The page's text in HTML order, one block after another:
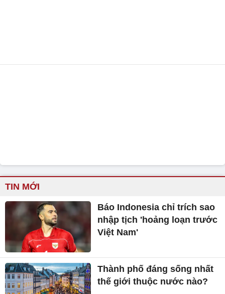
TIN MỚI
Báo Indonesia chỉ trích sao
nhập tịch 'hoảng loạn trước
Việt Nam'
Thành phố đáng sống nhất
thế giới thuộc nước nào?